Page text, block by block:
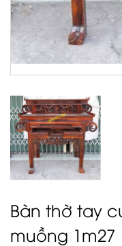
Bàn thờ tay
muồng 1m27